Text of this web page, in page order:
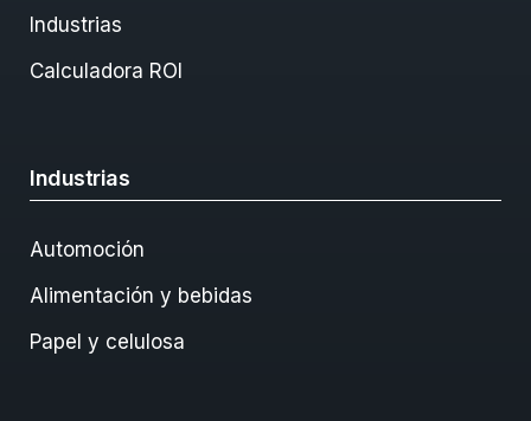
Industrias
Calculadora ROI
Industrias
Automoción
Alimentación y bebidas
Papel y celulosa